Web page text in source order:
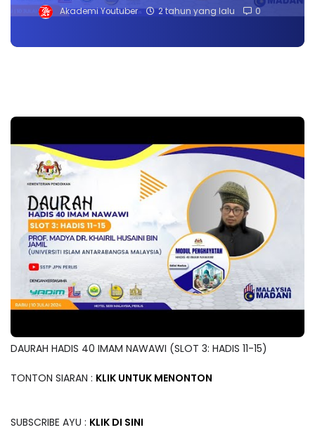
Akademi Youtuber 2 tahun yang lalu 0
DAURAH HADIS 40 IMAM NAWAWI (SLOT 3: HADIS 11-15)
TONTON SIARAN : KLIK UNTUK MENONTON
SUBSCRIBE AYU : KLIK DI SINI